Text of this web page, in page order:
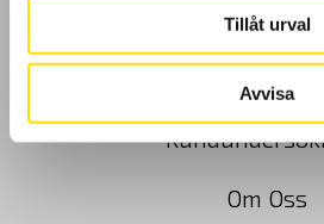
Tillåt urval
Avvisa
Cookies
Om Oss